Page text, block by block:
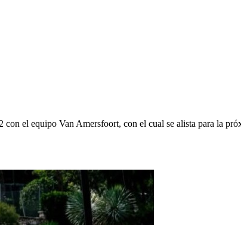
el equipo Van Amersfoort, con el cual se alista para la